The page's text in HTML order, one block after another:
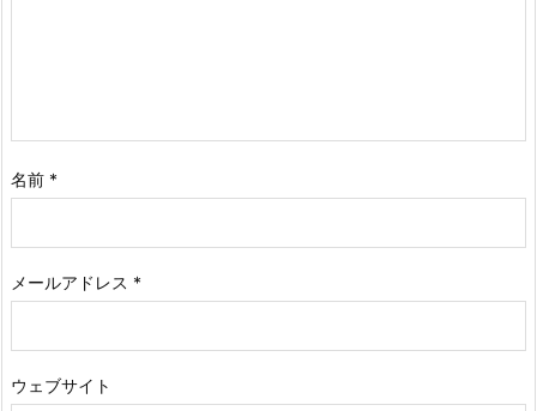
名前 *
メールアドレス *
ウェブサイト